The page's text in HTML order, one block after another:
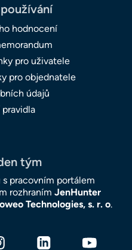
hodnocení
pro uživatele
pro objednatele
údajů
tým
pracovním portálem
rozhraním JenHunter
Technologies, s. r. o.